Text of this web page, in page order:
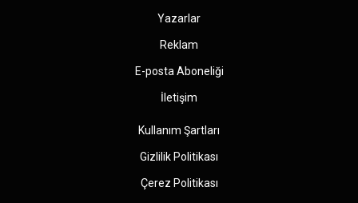
Yazarlar
Reklam
E-posta Aboneliği
İletişim
Kullanım Şartları
Gizlilik Politikası
Çerez Politikası